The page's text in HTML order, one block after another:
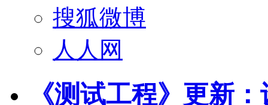
搜狐微博
人人网
《测试工程》更新